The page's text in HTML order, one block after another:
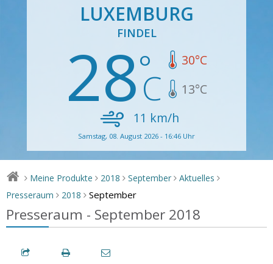
LUXEMBURG
FINDEL
28 30°C
13°C
11 km/h
Samstag, 08. August 2026 - 16:46 Uhr
> Meine Produkte > 2018 > September > Aktuelles >
Presseraum > 2018 > September
Presseraum - September 2018